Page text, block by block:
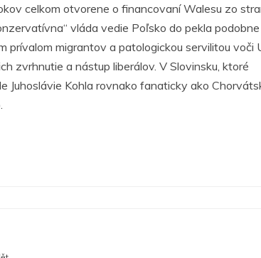
celkom otvorene o financovaní Walesu zo
vláda vedie Poľsko do pekla
prívalom migrantov a patologickou servilitou voči
zvrhnutie a nástup liberálov. V Slovinsku, ktoré
Juhoslávie Kohla rovnako fanaticky ako